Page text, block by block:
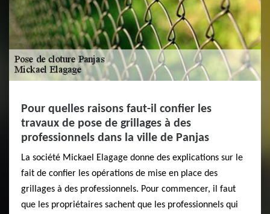
Pour quelles raisons faut-il confier les
travaux de pose de grillages à des
professionnels dans la ville de Panjas
La société Mickael Elagage donne des explications sur le
fait de confier les opérations de mise en place des
grillages à des professionnels. Pour commencer, il faut
que les propriétaires sachent que les professionnels qui